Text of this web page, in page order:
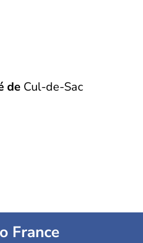
de Cul-de-Sac
France